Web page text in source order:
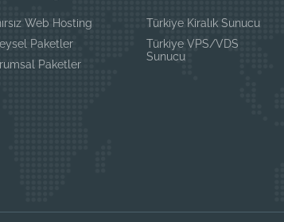
Web Hosting
Paketler
Paketler
Türkiye Kiralık Sunucu
Türkiye VPS/VDS
Sunucu